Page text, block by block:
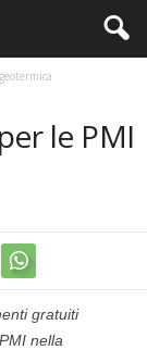
le PMI
gratuiti
nella